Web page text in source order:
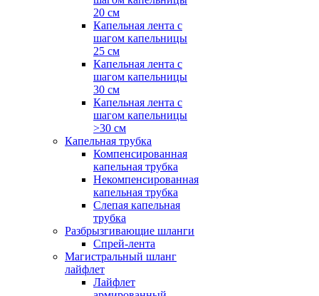
20 см
Капельная лента с
шагом капельницы
25 см
Капельная лента с
шагом капельницы
30 см
Капельная лента с
шагом капельницы
>30 см
Капельная трубка
Компенсированная
капельная трубка
Некомпенсированная
капельная трубка
Слепая капельная
трубка
Разбрызгивающие шланги
Спрей-лента
Магистральный шланг
лайфлет
Лайфлет